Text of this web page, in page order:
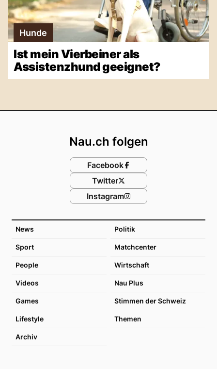
Hunde
Ist mein Vierbeiner als
Assistenzhund geeignet?
News Politik
Sport Matchcenter
People Wirtschaft
Videos Nau Plus
Games Stimmen der Schweiz
Lifestyle Themen
Archiv
Nau.ch folgen
Facebook
Twitter
Instagram